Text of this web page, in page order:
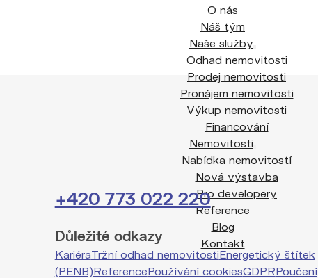
O nás
Náš tým
Naše služby
Odhad nemovitosti
Prodej nemovitosti
Pronájem nemovitosti
Výkup nemovitosti
Financování
Nemovitosti
Nabídka nemovitostí
Nová výstavba
Pro developery
Reference
Blog
Kontakt
+420 773 022 220
Důležité odkazy
KariéraTržní odhad nemovitostiEnergetický štítek
(PENB)ReferencePoužívání cookiesGDPRPoučení